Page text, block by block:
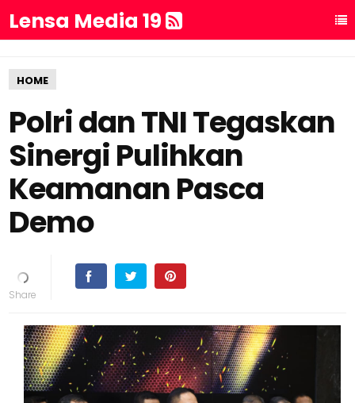
Lensa Media 19
HOME
Polri dan TNI Tegaskan
Sinergi Pulihkan
Keamanan Pasca
Demo